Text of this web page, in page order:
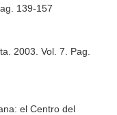
139-157
. 2003. Vol. 7. Pag.
el Centro del